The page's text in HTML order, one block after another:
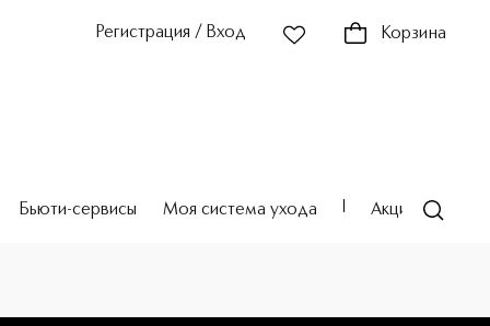
Регистрация / Вход Корзина
Бьюти-сервисы Моя система ухода Акции